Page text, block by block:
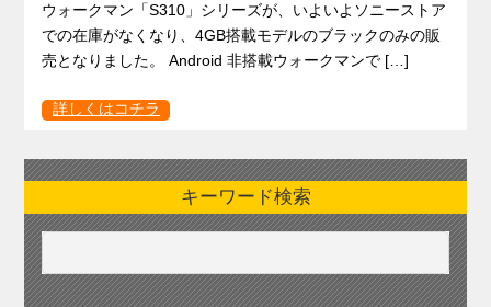
ウォークマン「S310」シリーズが、いよいよソニーストア
での在庫がなくなり、4GB搭載モデルのブラックのみの販
売となりました。 Android 非搭載ウォークマンで […]
詳しくはコチラ
キーワード検索